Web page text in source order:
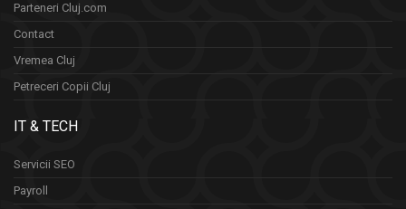
Parteneri Cluj.com
Contact
Vremea Cluj
Petreceri Copii Cluj
IT & TECH
Servicii SEO
Payroll